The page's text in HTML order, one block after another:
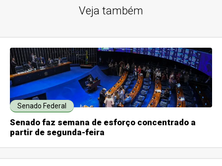
Veja também
Senado Federal
Senado faz semana de esforço concentrado a
partir de segunda-feira